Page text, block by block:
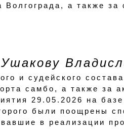
Волгограда, а также за
и судейского
самбо, а также за
29.05.2026 на
были поощрены
в реализации